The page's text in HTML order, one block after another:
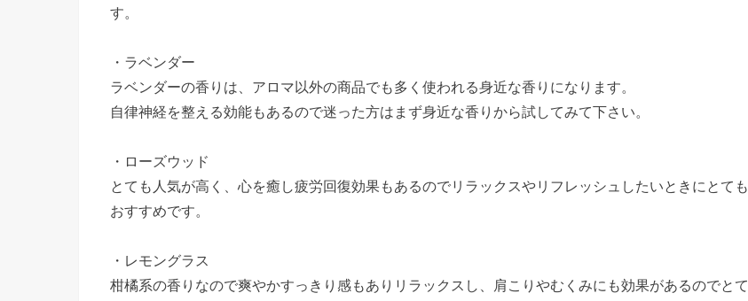
す。
・ラベンダー
ラベンダーの香りは、アロマ以外の商品でも多く使われる身近な香りになります。
自律神経を整える効能もあるので迷った方はまず身近な香りから試してみて下さい。
・ローズウッド
とても人気が高く、心を癒し疲労回復効果もあるのでリラックスやリフレッシュしたいときにとても
おすすめです。
・レモングラス
柑橘系の香りなので爽やかすっきり感もありリラックスし、肩こりやむくみにも効果があるのでとて